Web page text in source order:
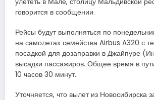
говорится в сообщении​​​.
Рейсы будут выполняться по
на самолетах семейства Airbus A320 с
посадкой для дозаправки в Джайпуре
высадки пассажиров. Общее время в
10 часов 30 минут.
Уточняется, что вылет из Новосибирска